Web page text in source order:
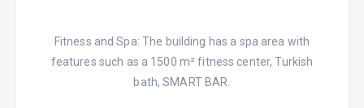
Fitness and Spa: The building has a spa area with
features such as a 1500 m² fitness center, Turkish
bath, SMART BAR.